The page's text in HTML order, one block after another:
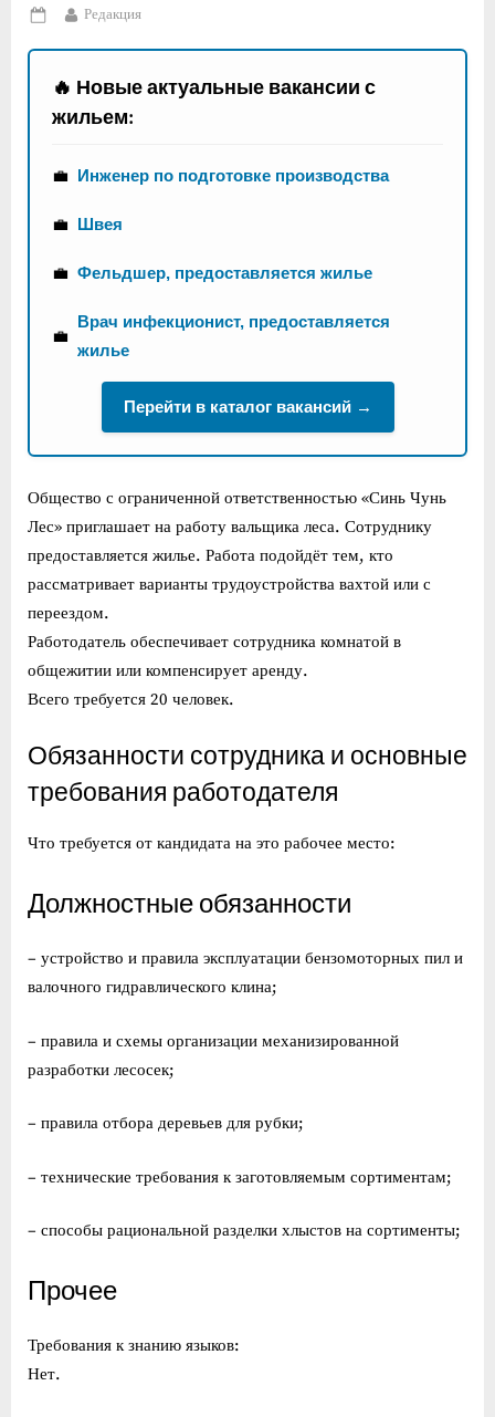
Posted
on
By
Редакция
🔥 Новые актуальные вакансии с
жильем:
💼 Инженер по подготовке производства
💼 Швея
💼 Фельдшер, предоставляется жилье
💼
Врач инфекционист, предоставляется
жилье
Перейти в каталог вакансий →
Общество с ограниченной ответственностью «Синь Чунь
Лес» приглашает на работу вальщика леса. Сотруднику
предоставляется жилье. Работа подойдёт тем, кто
рассматривает варианты трудоустройства вахтой или с
переездом.
Работодатель обеспечивает сотрудника комнатой в
общежитии или компенсирует аренду.
Всего требуется 20 человек.
Обязанности сотрудника и основные
требования работодателя
Что требуется от кандидата на это рабочее место:
Должностные обязанности
– устройство и правила эксплуатации бензомоторных пил и
валочного гидравлического клина;
– правила и схемы организации механизированной
разработки лесосек;
– правила отбора деревьев для рубки;
– технические требования к заготовляемым сортиментам;
– способы рациональной разделки хлыстов на сортименты;
Прочее
Требования к знанию языков:
Нет.